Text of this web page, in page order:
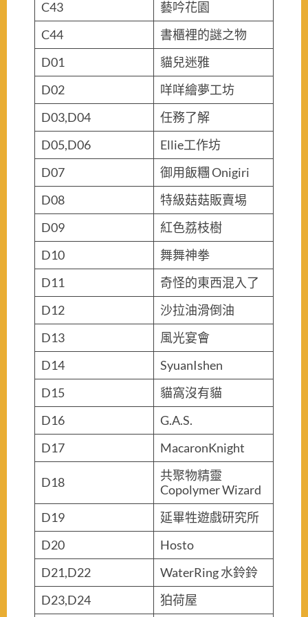
C43
藝吟花園
C44
書櫃裡的謎之物
D01
貓兒迷雅
D02
咩咩繪夢工坊
D03,D04
任務了解
D05,D06
Ellie工作坊
D07
御用飯糰 Onigiri
D08
特級菇菇販賣埸
D09
紅色荔枝樹
D10
舞舞神拳
D11
奇怪的東西混入了
D12
沙拉油滑倒油
D13
風光宴會
D14
SyuanIshen
D15
貓窩沒有貓
D16
G.A.S.
D17
MacaronKnight
D18
共聚物精靈
Copolymer Wizard
D19
延畢牲遊戲研究所
D20
Hosto
D21,D22
WaterRing 水鈴鈴
D23,D24
狛荷屋